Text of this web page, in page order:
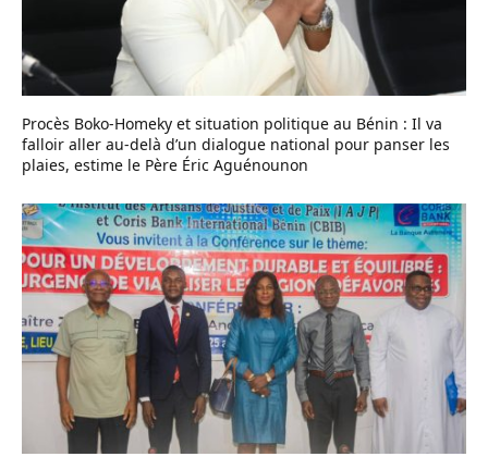
Procès Boko-Homeky et situation politique au Bénin : Il va
falloir aller au-delà d’un dialogue national pour panser les
plaies, estime le Père Éric Aguénounon